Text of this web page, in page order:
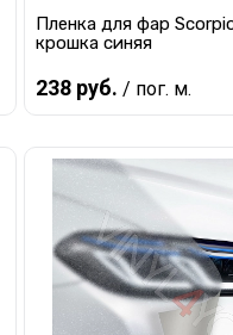
Пленка для фар
крошка синяя
238 руб. / пог. м.
В
Купить в 1 клик
В избранное